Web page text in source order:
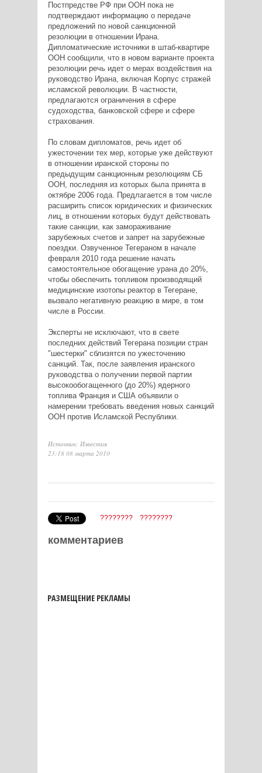
Постпредстве РФ при ООН пока не
подтверждают информацию о передаче
предложений по новой санкционной
резолюции в отношении Ирана.
Дипломатические источники в штаб-квартире
ООН сообщили, что в новом варианте проекта
резолюции речь идет о мерах воздействия на
руководство Ирана, включая Корпус стражей
исламской революции. В частности,
предлагаются ограничения в сфере
судоходства, банковской сфере и сфере
страхования.
По словам дипломатов, речь идет об
ужесточении тех мер, которые уже действуют
в отношении иранской стороны по
предыдущим санкционным резолюциям СБ
ООН, последняя из которых была принята в
октябре 2006 года. Предлагается в том числе
расширить список юридических и физических
лиц, в отношении которых будут действовать
такие санкции, как замораживание
зарубежных счетов и запрет на зарубежные
поездки. Озвученное Тегераном в начале
февраля 2010 года решение начать
самостоятельное обогащение урана до 20%,
чтобы обеспечить топливом производящий
медицинские изотопы реактор в Тегеране,
вызвало негативную реакцию в мире, в том
числе в России.
Эксперты не исключают, что в свете
последних действий Тегерана позиции стран
"шестерки" сблизятся по ужесточению
санкций. Так, после заявления иранского
руководства о получении первой партии
высокообогащенного (до 20%) ядерного
топлива Франция и США объявили о
намерении требовать введения новых санкций
ООН против Исламской Республики.
Источник: Известия
23:18 08 марта 2010
???????? ????????
комментариев
РАЗМЕЩЕНИЕ РЕКЛАМЫ